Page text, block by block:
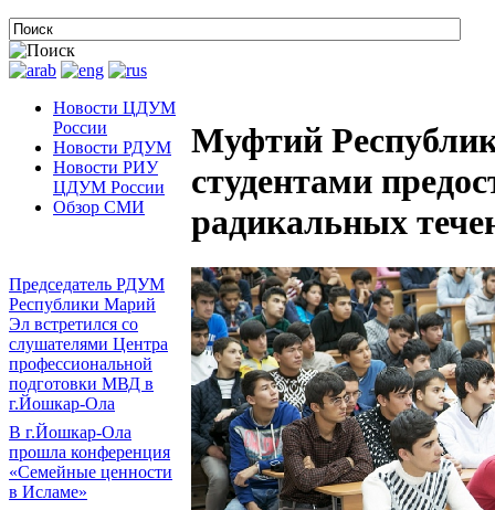
Новости ЦДУМ
России
Новости РДУМ
Новости РИУ
ЦДУМ России
Обзор СМИ
Председатель РДУМ
Республики Марий
Эл встретился со
слушателями Центра
профессиональной
подготовки МВД в
г.Йошкар-Ола
В г.Йошкар-Ола
прошла конференция
«Семейные ценности
в Исламе»
Муфтий
студентами
радикальных